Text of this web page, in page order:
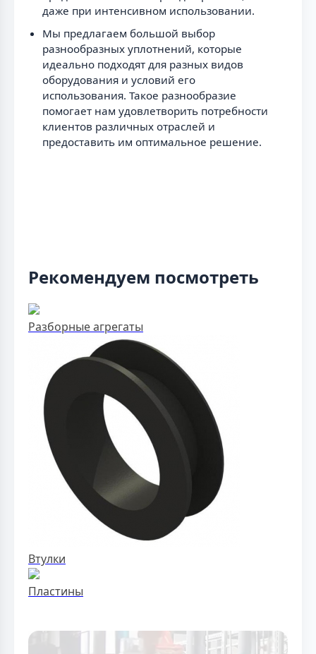
даже при интенсивном использовании.
Мы предлагаем большой выбор
разнообразных уплотнений, которые
идеально подходят для разных видов
оборудования и условий его
использования. Такое разнообразие
помогает нам удовлетворить потребности
клиентов различных отраслей и
предоставить им оптимальное решение.
Рекомендуем посмотреть
Разборные агрегаты
Втулки
Пластины